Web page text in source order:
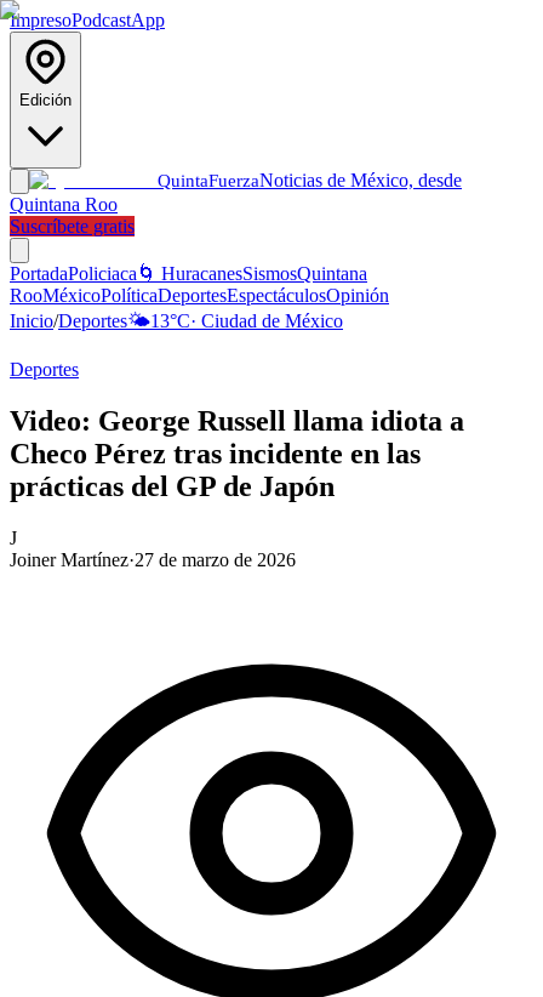
ImpresoPodcastApp
Edición
QuintaFuerzaNoticias de México, desde
Quintana Roo
Suscríbete gratis
PortadaPoliciaca 🌀 HuracanesSismosQuintana
RooMéxicoPolíticaDeportesEspectáculosOpinión
Inicio/Deportes🌤️13°C· Ciudad de México
Deportes
Video: George Russell llama idiota a
Checo Pérez tras incidente en las
prácticas del GP de Japón
J
Joiner Martínez·27 de marzo de 2026